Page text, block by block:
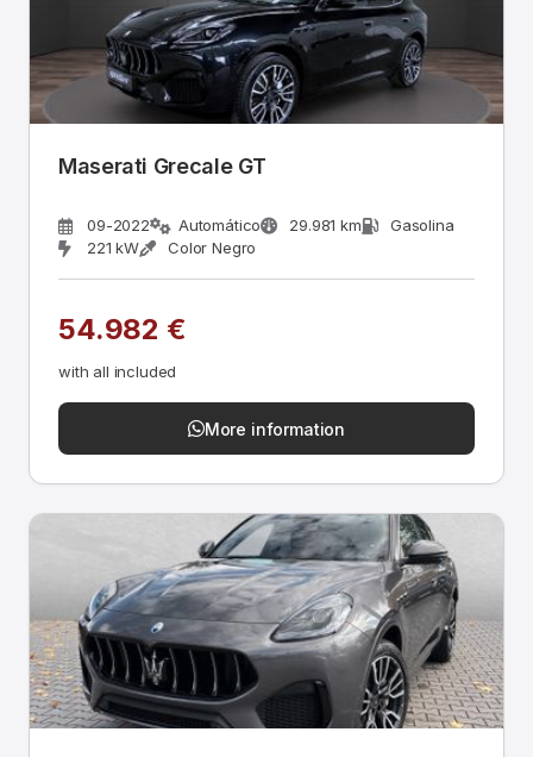
Maserati Grecale GT
09-2022 Automático 29.981 km
Gasolina
221 kW
Color Negro
54.982 €
with all included
More information